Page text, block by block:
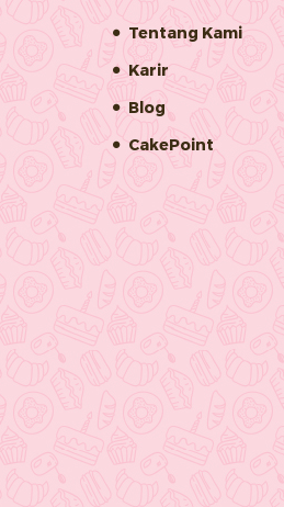
Tentang Kami
Karir
Blog
CakePoint